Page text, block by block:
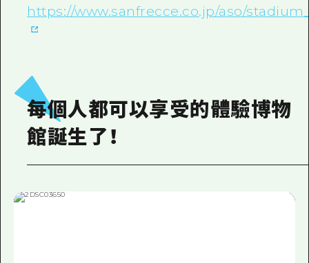
https://www.sanfrecce.co.jp/aso/
每個人都可以享受的體驗博物
館誕生了！